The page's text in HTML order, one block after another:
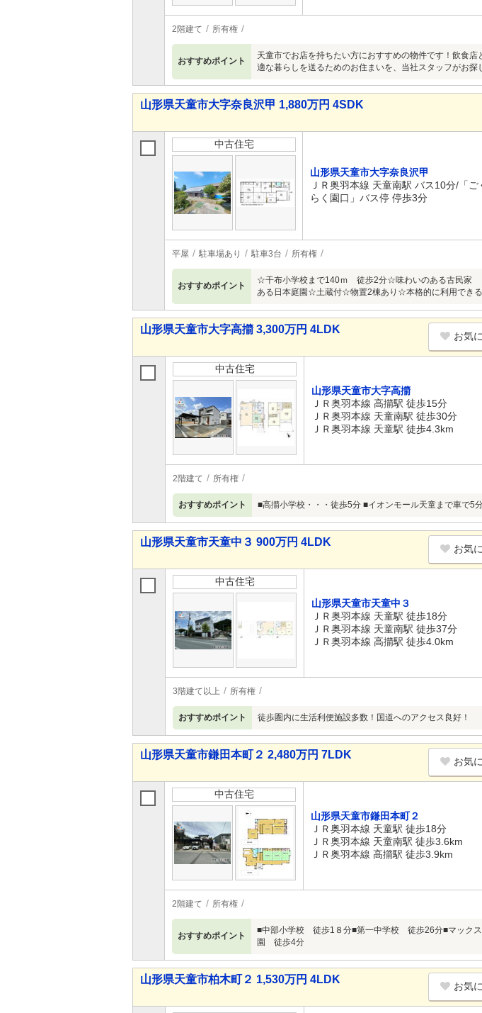
2階建て 所有権
おすすめポイント
天童市でお店を持ちたい方におすすめの物件です！飲食
適な暮らしを送るためのお住まいを、当社スタッフがお探
山形県天童市大字奈良沢甲 1,880万円 4SDK
中古住宅
山形県天童市大字奈良沢甲
ＪＲ奥羽本線 天童南駅 バス10分/「ご
らく園口」バス停 停歩3分
平屋 駐車場あり 駐車3台 所有権
おすすめポイント
☆干布小学校まで140ｍ 徒歩2分☆味わいのある古民家
ある日本庭園☆土蔵付☆物置2棟あり☆本格的に利用できる
山形県天童市大字高擶 3,300万円 4LDK
お気
中古住宅
山形県天童市大字高擶
ＪＲ奥羽本線 高擶駅 徒歩15分
ＪＲ奥羽本線 天童南駅 徒歩30分
ＪＲ奥羽本線 天童駅 徒歩4.3km
2階建て 所有権
おすすめポイント ■高擶小学校・・・徒歩5分 ■イオンモール天童まで車で5
山形県天童市天童中３ 900万円 4LDK
お気
中古住宅
山形県天童市天童中３
ＪＲ奥羽本線 天童駅 徒歩18分
ＪＲ奥羽本線 天童南駅 徒歩37分
ＪＲ奥羽本線 高擶駅 徒歩4.0km
3階建て以上 所有権
おすすめポイント 徒歩圏内に生活利便施設多数！国道へのアクセス良好！
山形県天童市鎌田本町２ 2,480万円 7LDK
お気
中古住宅
山形県天童市鎌田本町２
ＪＲ奥羽本線 天童駅 徒歩18分
ＪＲ奥羽本線 天童南駅 徒歩3.6km
ＪＲ奥羽本線 高擶駅 徒歩3.9km
2階建て 所有権
おすすめポイント
■中部小学校 徒歩1８分■第一中学校 徒歩26分■マック
園 徒歩4分
山形県天童市柏木町２ 1,530万円 4LDK
お気